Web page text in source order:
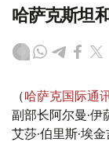
哈萨克斯坦
（哈萨克国际通
副部长阿尔曼·
艾莎·伯里斯·埃